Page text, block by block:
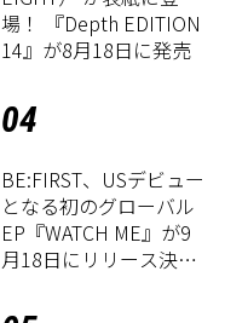
場！ 『Depth EDITION
14』が8月18日に発売
04
BE:FIRST、USデビュー
となる初のグローバル
EP『WATCH ME』が9
月18日にリリース決